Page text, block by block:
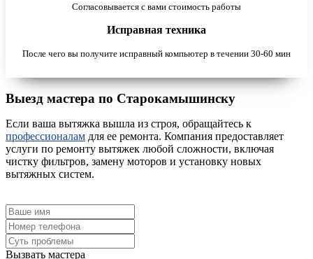
Согласовывается с вами стоимость работы
Исправная техника
После чего вы получите исправный компьютер в течении 30-60 мин
Выезд мастера по Старокамышинску
Если ваша вытяжка вышла из строя, обращайтесь к
профессионалам для ее ремонта. Компания предоставляет
услуги по ремонту вытяжек любой сложности, включая
чистку фильтров, замену моторов и установку новых
вытяжных систем.
Вызвать мастера